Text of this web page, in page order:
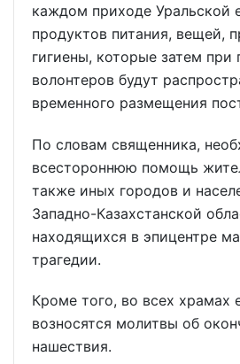
каждом приходе Уральской
продуктов питания, вещей,
гигиены, которые затем
волонтеров будут
временного размещения
По словам священника,
всестороннюю помощь
также иных городов и
Западно-Казахстанской
находящихся в эпицентре
трагедии.
Кроме того, во всех храмах
возносятся молитвы об
нашествия.